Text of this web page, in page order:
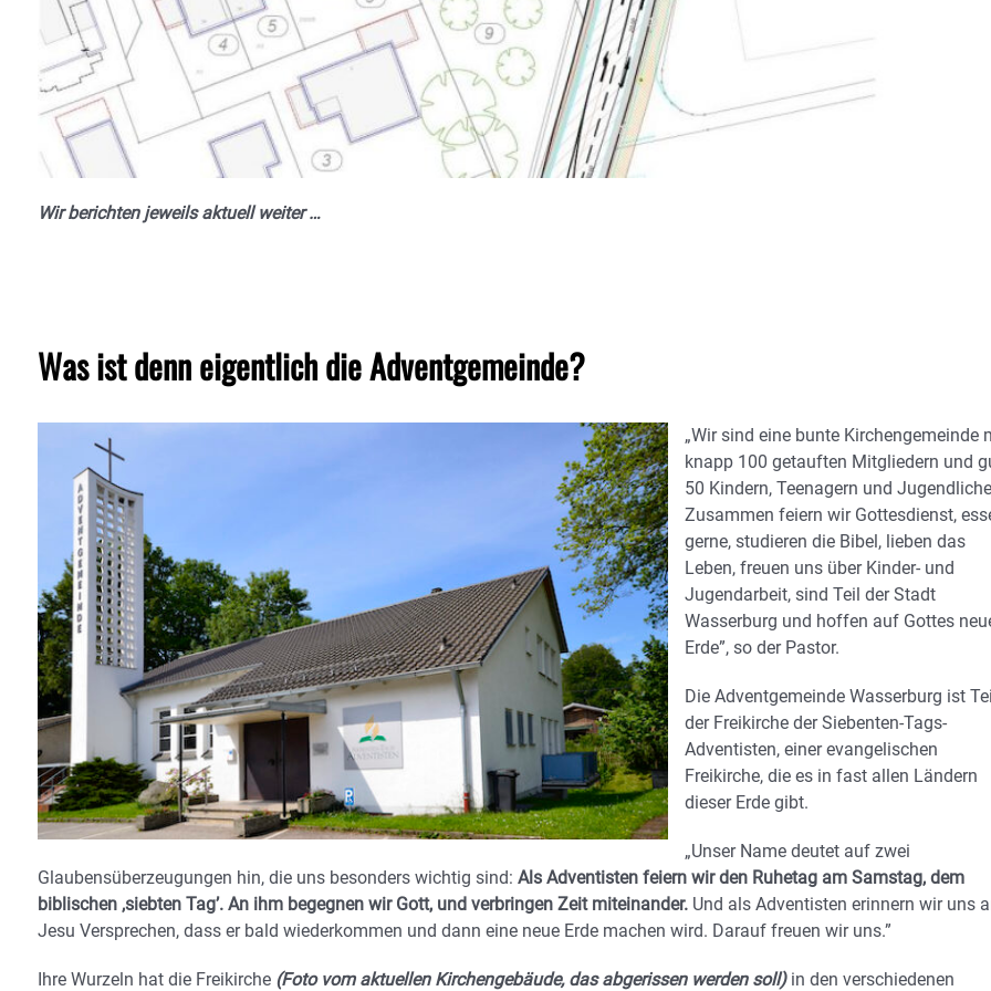
Wir berichten jeweils aktuell weiter …
Was ist denn eigentlich die Adventgemeinde?
„Wir sind eine bunte Kirchengemeinde
knapp 100 getauften Mitgliedern und
50 Kindern, Teenagern und
Zusammen feiern wir Gottesdienst,
gerne, studieren die Bibel, lieben das
Leben, freuen uns über Kinder- und
Jugendarbeit, sind Teil der Stadt
Wasserburg und hoffen auf Gottes
Erde”, so der Pastor.
Die Adventgemeinde Wasserburg ist
der Freikirche der Siebenten-Tags-
Adventisten, einer evangelischen
Freikirche, die es in fast allen Ländern
dieser Erde gibt.
„Unser Name deutet auf zwei
Glaubensüberzeugungen hin, die uns besonders wichtig sind: Als Adventisten feiern wir den Ruhetag am Samstag, dem
biblischen ,siebten Tag’. An ihm begegnen wir Gott, und verbringen Zeit miteinander. Und als Adventisten erinnern wir uns
Jesu Versprechen, dass er bald wiederkommen und dann eine neue Erde machen wird. Darauf freuen wir uns.”
Ihre Wurzeln hat die Freikirche (Foto vom aktuellen Kirchengebäude, das abgerissen werden soll)in den verschiedenen